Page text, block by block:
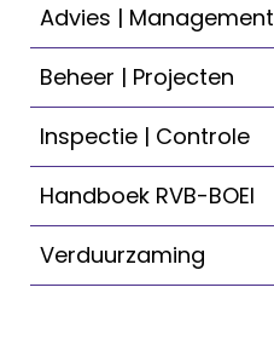
Advies | Management
Beheer | Projecten
Inspectie | Controle
Handboek RVB-BOEI
Verduurzaming